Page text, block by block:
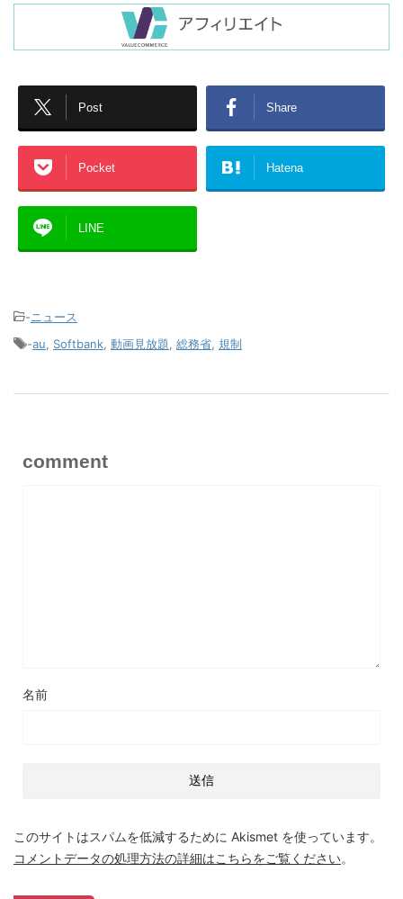
Post Share
Pocket Hatena
LINE
-ニュース
-au Softbank 動画見放題 総務省 規制
comment
名前
このサイトはスパムを低減するために Akismet を使っています。
コメントデータの処理方法の詳細はこちらをご覧ください。